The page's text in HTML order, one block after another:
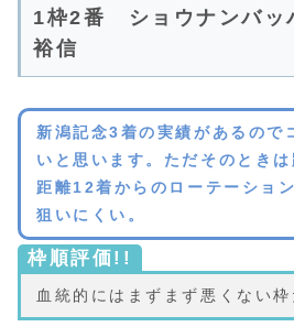
1枠2番 ショウナンバ
裕信
新潟記念3着の実績があるので
いと思います。ただそのとき
距離12着からのローテーショ
狙いにくい。
枠順評価!!
血統的にはまずまず悪くない枠